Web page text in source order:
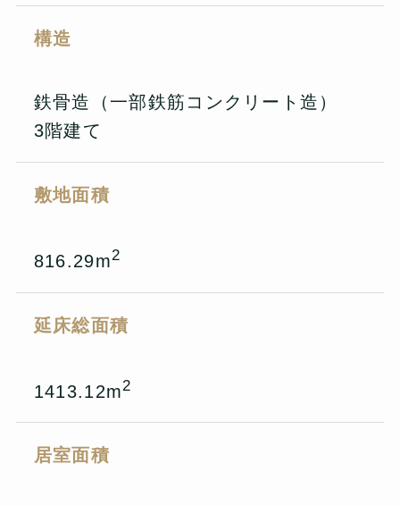
構造
鉄骨造（一部鉄筋コンクリート造）
3階建て
敷地面積
816.29m2
延床総面積
1413.12m2
居室面積